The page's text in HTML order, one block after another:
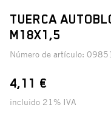
TUERCA
M18X1,5
Número de artículo:
4,11 €
incluido 21% IVA